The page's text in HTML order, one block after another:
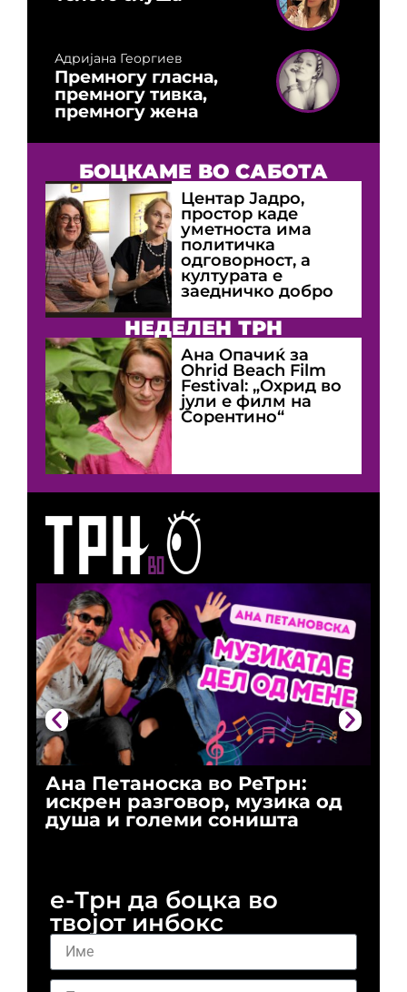
Ана Петаноска во РеТрн:
искрен разговор, музика од
душа и големи соништа
Адријана Георгиев
Премногу гласна,
премногу тивка,
премногу жена
БОЦКАМЕ ВО САБОТА
Центар Јадро,
простор каде
уметноста има
политичка
одговорност, а
културата е
заедничко добро
НЕДЕЛЕН ТРН
Ана Опачиќ за
Оhrid Beach Film
Festival: „Охрид во
јули е филм на
Сорентино“
е-Трн да боцка во
твојот инбокс